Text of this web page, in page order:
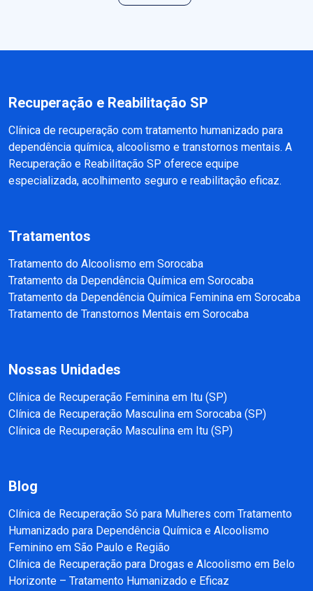
Recuperação e Reabilitação SP
Clínica de recuperação com tratamento humanizado para
dependência química, alcoolismo e transtornos mentais. A
Recuperação e Reabilitação SP oferece equipe
especializada, acolhimento seguro e reabilitação eficaz.
Tratamentos
Tratamento do Alcoolismo em Sorocaba
Tratamento da Dependência Química em Sorocaba
Tratamento da Dependência Química Feminina em Sorocaba
Tratamento de Transtornos Mentais em Sorocaba
Nossas Unidades
Clínica de Recuperação Feminina em Itu (SP)
Clínica de Recuperação Masculina em Sorocaba (SP)
Clínica de Recuperação Masculina em Itu (SP)
Blog
Clínica de Recuperação Só para Mulheres com Tratamento
Humanizado para Dependência Química e Alcoolismo
Feminino em São Paulo e Região
Clínica de Recuperação para Drogas e Alcoolismo em Belo
Horizonte – Tratamento Humanizado e Eficaz